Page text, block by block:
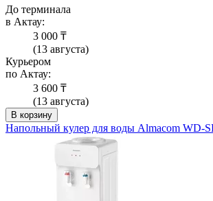
До терминала
в Актау:
3 000 ₸
(13 августа)
Курьером
по Актау:
3 600 ₸
(13 августа)
В корзину
Напольный кулер для воды Almacom WD-